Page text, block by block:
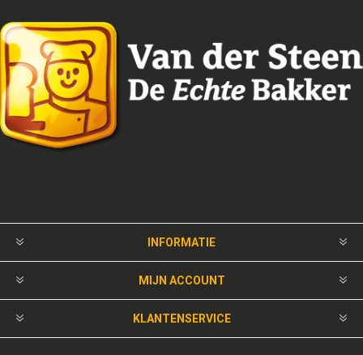
INFORMATIE
MIJN ACCOUNT
KLANTENSERVICE